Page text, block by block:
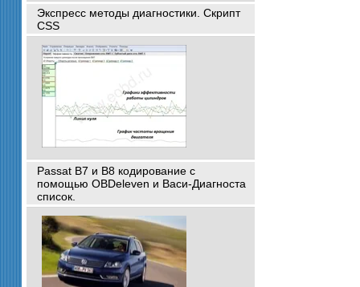
Экспресс методы диагностики. Скрипт
CSS
Passat B7 и B8 кодирование с
помощью OBDeleven и Васи-Диагноста
список.